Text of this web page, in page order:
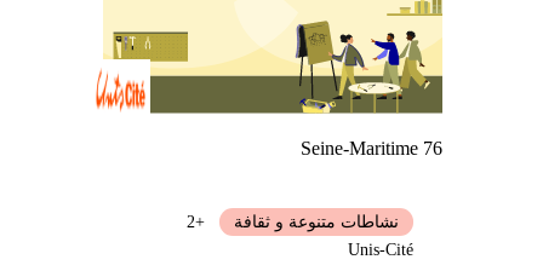
Seine-Maritime 76
نشاطات متنوعة و ثقافة
+2
Unis-Cité